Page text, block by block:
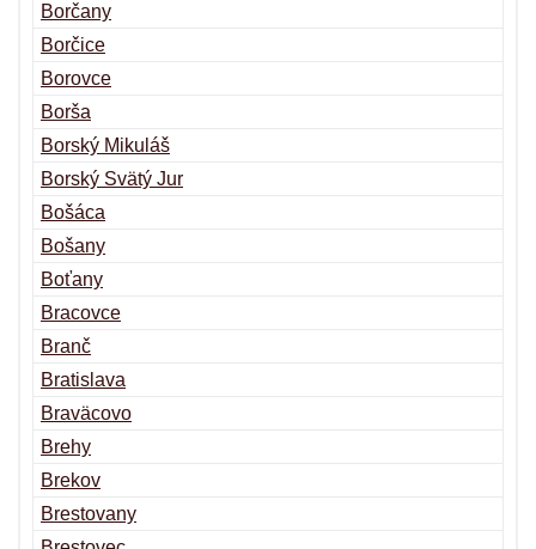
Borčany
Borčice
Borovce
Borša
Borský Mikuláš
Borský Svätý Jur
Bošáca
Bošany
Boťany
Bracovce
Branč
Bratislava
Braväcovo
Brehy
Brekov
Brestovany